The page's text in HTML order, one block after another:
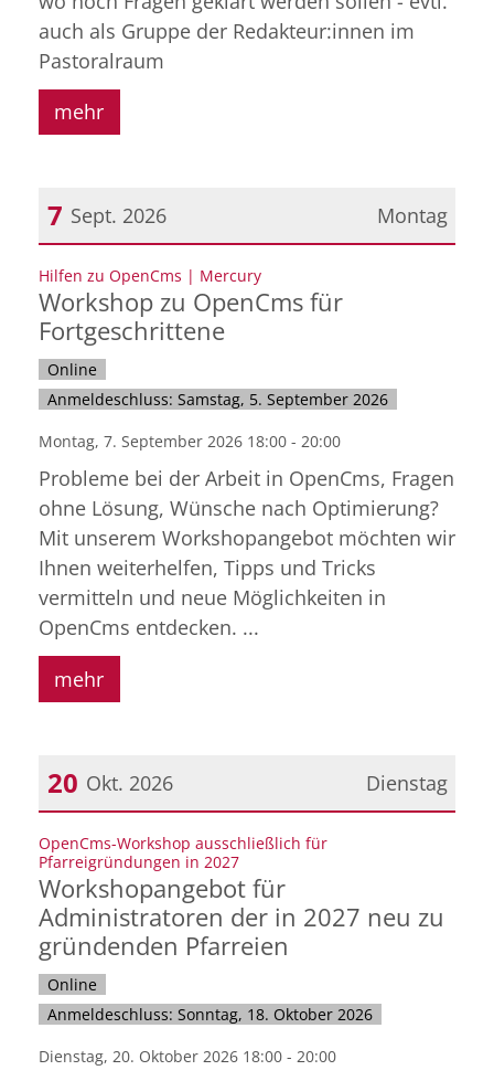
auch als Gruppe der Redakteur:innen im
Pastoralraum
mehr
Montag
7 Sept. 2026
Datum: 7. September 2026
Hilfen zu OpenCms | Mercury:
Workshop zu OpenCms für
Fortgeschrittene
Online
Anmeldeschluss: Samstag, 5. September 2026
Montag, 7. September 2026 18:00 - 20:00
Probleme bei der Arbeit in OpenCms, Fragen
ohne Lösung, Wünsche nach Optimierung?
Mit unserem Workshopangebot möchten wir
Ihnen weiterhelfen, Tipps und Tricks
vermitteln und neue Möglichkeiten in
OpenCms entdecken. ...
mehr
Dienstag
20 Okt. 2026
Datum: 20. Oktober 2026
OpenCms-Workshop ausschließlich für
Pfarreigründungen in 2027:
Workshopangebot für
Administratoren der in 2027 neu zu
gründenden Pfarreien
Online
Anmeldeschluss: Sonntag, 18. Oktober 2026
Dienstag, 20. Oktober 2026 18:00 - 20:00